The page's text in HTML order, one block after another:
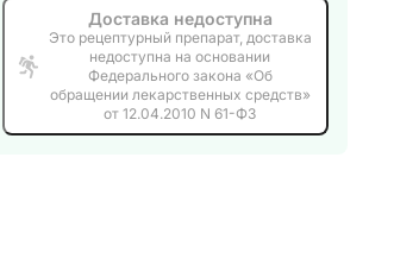
Доставка недоступна
Это рецептурный препарат, доставка
недоступна на основании
Федерального закона «Об
обращении лекарственных средств»
от 12.04.2010 N 61-ФЗ